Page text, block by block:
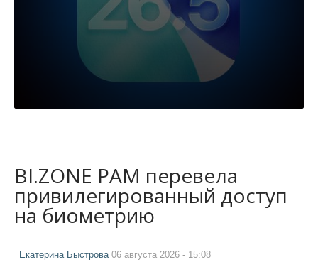
BI.ZONE PAM перевела
привилегированный доступ
на биометрию
Екатерина Быстрова06 августа 2026 - 15:08